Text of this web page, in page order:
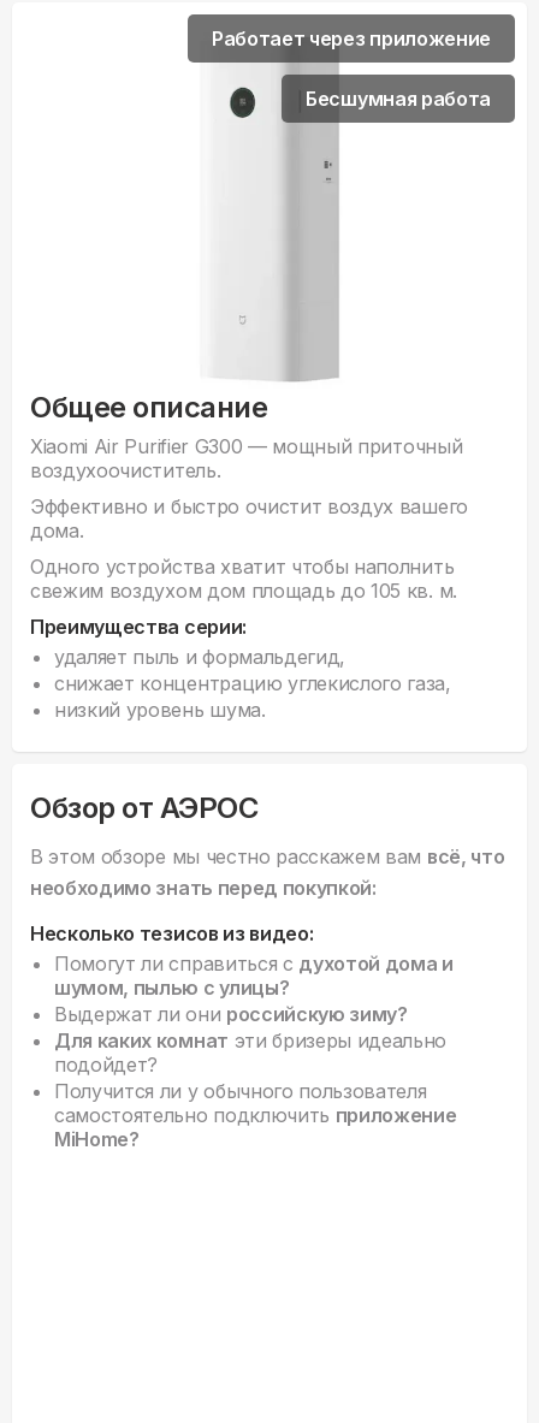
Общее описание
Xiaomi Air Purifier G300 — мощный приточный
воздухоочиститель.
Эффективно и быстро очистит воздух вашего
дома.
Одного устройства хватит чтобы наполнить
свежим воздухом дом площадь до 105 кв. м.
Преимущества серии:
удаляет пыль и формальдегид,
снижает концентрацию углекислого газа,
низкий уровень шума.
Работает через приложение
Бесшумная работа
Обзор от АЭРОС
В этом обзоре мы честно расскажем вам всё, что
необходимо знать перед покупкой:
Несколько тезисов из видео:
Помогут ли справиться с духотой дома и
шумом, пылью с улицы?
Выдержат ли они российскую зиму?
Для каких комнат эти бризеры идеально
подойдет?
Получится ли у обычного пользователя
самостоятельно подключить приложение
MiHome?